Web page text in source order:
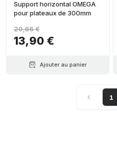
Support horizontal OMEGA
pour plateaux de 300mm
13,90 €
20,66 €
Ajouter au panier
1